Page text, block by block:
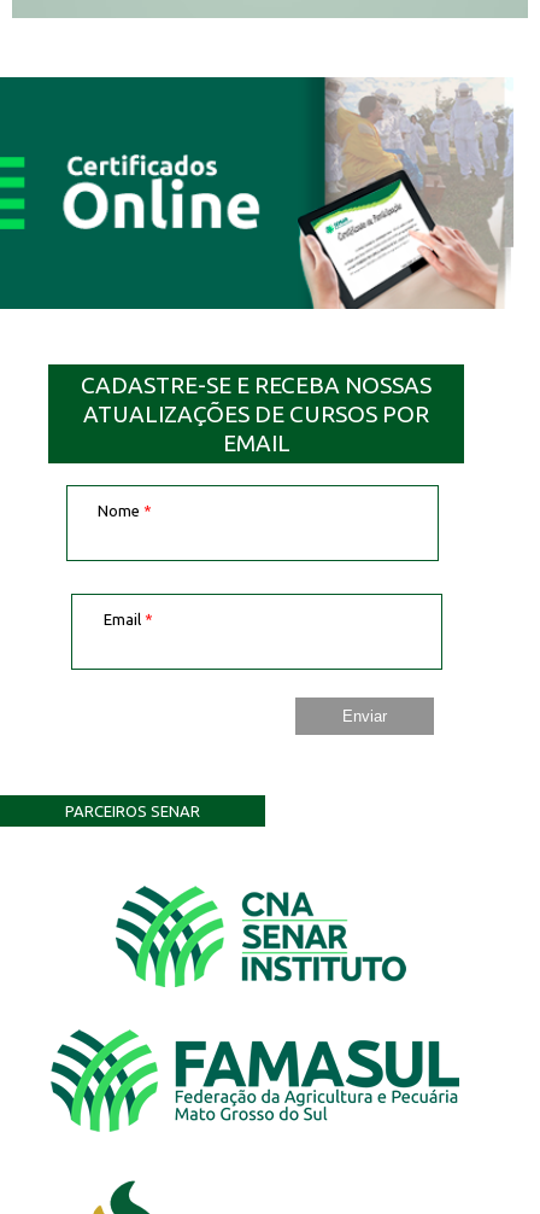
CADASTRE-SE E RECEBA NOSSAS
ATUALIZAÇÕES DE CURSOS POR
EMAIL
Nome *
Email *
PARCEIROS SENAR